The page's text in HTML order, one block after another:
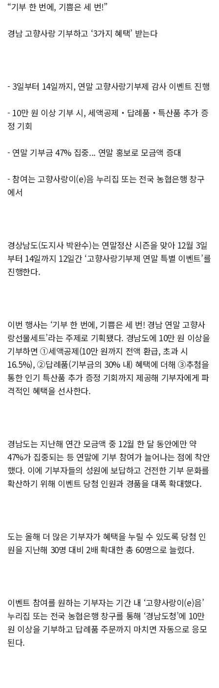
“기부 한 번에, 기쁨은 세 번!”
경남 고향사랑 기부하고 ‘3가지 혜택’ 받는다
- 3일부터 14일까지, 연말 고향사랑기부제 감사 이벤트 진행
- 10만 원 이상 기부 시, 세액공제‧답례품‧특산품 추가 증
정 기회
- 연말 기부금 47% 집중... 연말 홍보로 모금액 증대
- 참여는 고향사랑이(e)음 누리집 또는 전국 농협은행 창구
에서
경상남도(도지사 박완수)는 연말정산 시즌을 맞아 12월 3일
부터 14일까지 12일간 ‘고향사랑기부제 연말 특별 이벤트’를
진행한다.
이번 행사는 ‘기부 한 번에, 기쁨은 세 번! 경남 연말 고향사
랑선물세트’라는 주제로 기획됐다. 경남도에 10만 원 이상을
기부하면 ①세액공제(10만 원까지 전액 환급, 초과 시
16.5%), ②답례품(기부금의 30% 내) 혜택에 더해 ③추첨을
통한 인기 특산품 추가 증정 기회까지 제공해 기부자에게 파
격적인 혜택을 선사한다.
경남도는 지난해 연간 모금액 중 12월 한 달 동안에만 약
47%가 집중되는 등 연말에 기부 참여가 늘어나는 점에 착안
했다. 이에 기부자들의 성원에 보답하고 건전한 기부 문화를
확산하기 위해 이벤트 당첨 인원과 경품을 대폭 확대했다.
도는 올해 더 많은 기부자가 혜택을 누릴 수 있도록 당첨 인
원을 지난해 30명 대비 2배 확대한 총 60명으로 늘렸다.
이벤트 참여를 원하는 기부자는 기간 내 ‘고향사랑이(e)음’
누리집 또는 전국 농협은행 창구를 통해 ‘경남도청’에 10만
원 이상을 기부하고 답례품 주문까지 마치면 자동으로 응모
된다.